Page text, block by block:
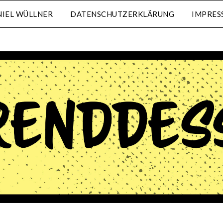
WÜLLNER DATENSCHUTZERKLÄRUNG